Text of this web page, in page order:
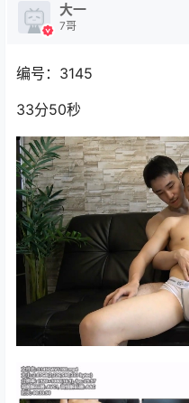
大一
7哥
编号：3145
33分50秒